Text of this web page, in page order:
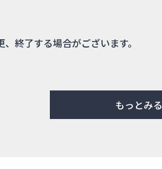
終了する場合がございます。
もっとみる